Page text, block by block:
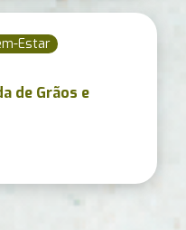
Estar
de Grãos e